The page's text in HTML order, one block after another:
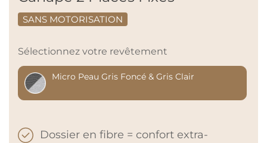
SANS MOTORISATION
Sélectionnez votre revêtement
Micro Peau Gris Foncé & Gris Clair
Dossier en fibre = confort extra-